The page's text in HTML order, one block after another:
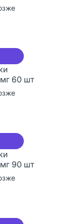
60 шт
90 шт